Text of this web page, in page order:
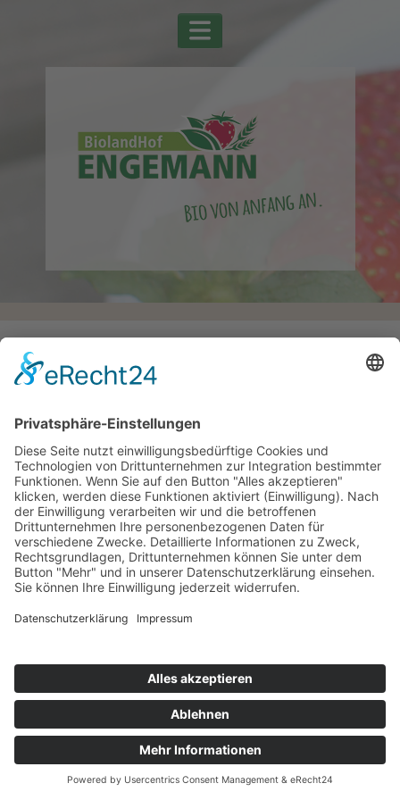
Startseite
Teil des Titels eingeben
Anzeige #
Apfel-
Flammkuchen
mit Speck und
Zwiebeln
Herzhafte
Mini-
Zwiebelkuchen
Zwetschgen-
Chutney
© Biolandhof Engemann
KONTAKT|BILDERGALERIE|LINKS|IMPRESSUM|DATENSCHUTZ|
LOGIN/LOGOUT|COOKIES